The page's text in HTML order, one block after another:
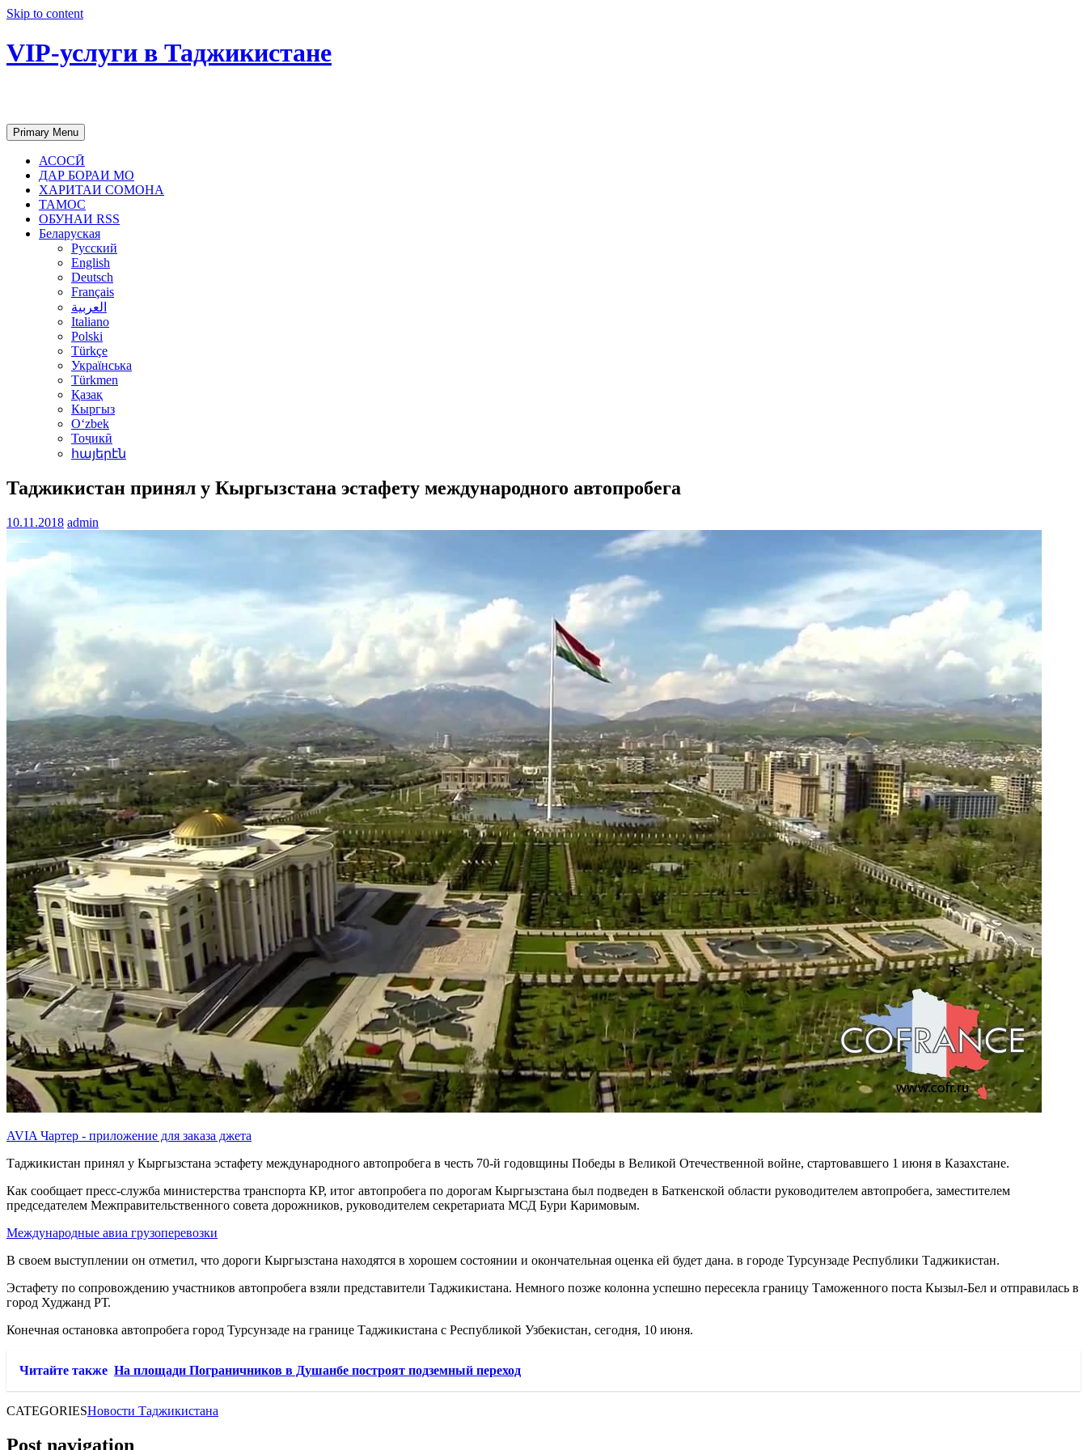
Skip to content
VIP-услуги в Таджикистане
Primary Menu
АСОСӢ
ДАР БОРАИ МО
ХАРИТАИ СОМОНА
ТАМОС
ОБУНАИ RSS
Беларуская
Русский
English
Deutsch
Français
العربية
Italiano
Polski
Türkçe
Українська
Türkmen
Қазақ
Кыргыз
Oʻzbek
Тоҷикӣ
հայերէն
Таджикистан принял у Кыргызстана эстафету международного автопробега
10.11.2018 admin
AVIA Чартер - приложение для заказа джета
Таджикистан принял у Кыргызстана эстафету международного автопробега в честь 70-й годовщины Победы в Великой Отечественной войне, стартовавшего 1 июня в Казахстане.
Как сообщает пресс-служба министерства транспорта КР, итог автопробега по дорогам Кыргызстана был подведен в Баткенской области руководителем автопробега, заместителем
председателем Межправительственного совета дорожников, руководителем секретариата МСД Бури Каримовым.
Международные авиа грузоперевозки
В своем выступлении он отметил, что дороги Кыргызстана находятся в хорошем состоянии и окончательная оценка ей будет дана. в городе Турсунзаде Республики Таджикистан.
Эстафету по сопровождению участников автопробега взяли представители Таджикистана. Немного позже колонна успешно пересекла границу Таможенного поста Кызыл-Бел и отправилась в
город Худжанд РТ.
Конечная остановка автопробега город Турсунзаде на границе Таджикистана с Республикой Узбекистан, сегодня, 10 июня.
Читайте также На площади Пограничников в Душанбе построят подземный переход
CATEGORIESНовости Таджикистана
Post navigation